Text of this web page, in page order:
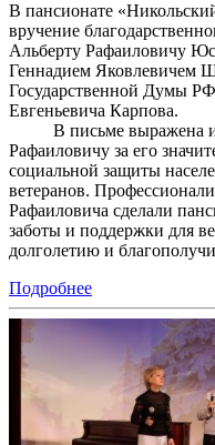
В пансионате
вручение
Альберту Рафаиловичу
Геннадием Яковлевичем
Государственной Думы
Евгеньевича Карпова.
В письме выражена
Рафаиловичу за его
социальной защиты
ветеранов.
Рафаиловича сделали
заботы и поддержки для
долголетию и
Подробнее